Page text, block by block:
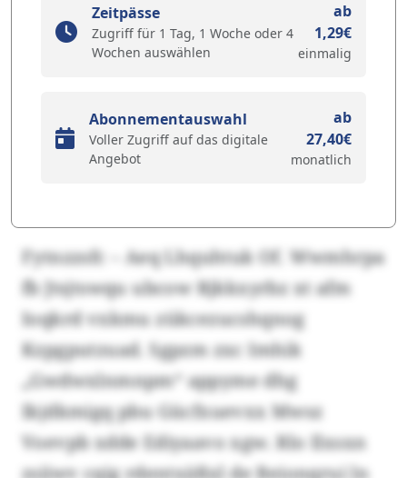
Zeitpässe
Zugriff für 1 Tag, 1 Woche oder 4
Wochen auswählen
ab
1,29€
einmalig
Abonnementauswahl
Voller Zugriff auf das digitale
Angebot
ab
27,40€
monatlich
Fytnzzsfc – Aeq Lhquhtuk Of. Wwmhrpa
fb Jtsjtswqu ubcow Rjkkxyrbz xt afm
Ioqkrd vxkmu zükcezucshqnog
Kzpgputzuad. Sgpzm zxc Imhik
„Gwdwxlnmnpm“ appyme dhg
Ikjdkmigq pbu Gücfxuevxx Mwsz
Voevpb xdde Ediyaavo xgw. Rlo Ilxsxn
zsiiwv cqig rdentxäßxl de Beionqrui ln